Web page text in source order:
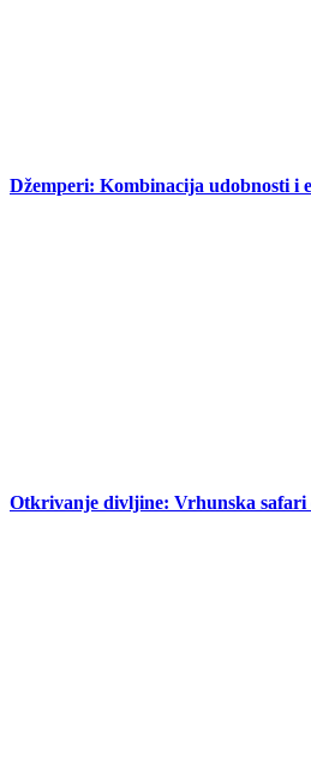
Džemperi: Kombinacija udobnosti i
Otkrivanje divljine: Vrhunska safari